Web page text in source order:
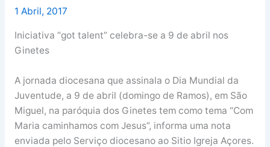
1 Abril, 2017
Iniciativa “got talent” celebra-se a 9 de abril nos
Ginetes
A jornada diocesana que assinala o Dia Mundial da
Juventude, a 9 de abril (domingo de Ramos), em São
Miguel, na paróquia dos Ginetes tem como tema “Com
Maria caminhamos com Jesus”, informa uma nota
enviada pelo Serviço diocesano ao Sitio Igreja Açores.